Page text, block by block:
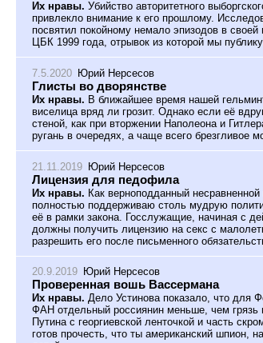
Их нравы. Убийство авторитетного
привлекло внимание к его прошлому.
посвятил покойному немало эпизодов в
ЦБК 1999 года, отрывок из которой мы
7.5.2020 Юрий Нерсесов
Глисты во дворянстве
Их нравы. В ближайшее время нашей
виселица вряд ли грозит. Однако если её
стеной, как при вторжении Наполеона и
ругань в очередях, а чаще всего брезгливое
21.11.2019 Юрий Нерсесов
Лицензия для педофила
Их нравы. Как верноподданный
полностью поддерживаю столь мудрую
её в рамки закона. Госслужащие, начиная с
должны получить лицензию на секс с
разрешить его после письменного
20.9.2019 Юрий Нерсесов
Проверенная вошь Вассермана
Их нравы. Дело Устинова показало, что для
ФАН отдельный россиянин меньше, чем грязь
Путина с георгиевской ленточкой и часть
готов прочесть, что ты американский шпион,